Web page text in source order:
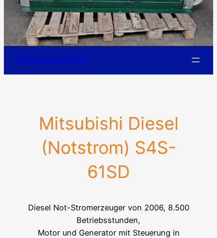
Angebotsübersicht
Mitsubishi Diesel
(Notstrom) S4S-
61SD
Diesel Not-Stromerzeuger von 2006, 8.500
Betriebsstunden,
Motor und Generator mit Steuerung in